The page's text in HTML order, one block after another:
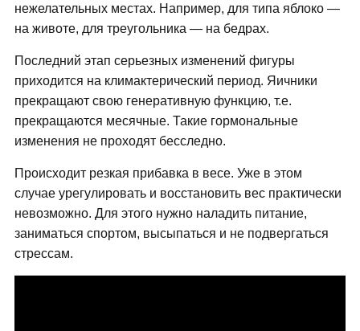
нежелательных местах. Например, для типа яблоко —
на животе, для треугольника — на бедрах.
Последний этап серьезных изменений фигуры
приходится на климактерический период. Яичники
прекращают свою генеративную функцию, т.е.
прекращаются месячные. Такие гормональные
изменения не проходят бесследно.
Происходит резкая прибавка в весе. Уже в этом
случае урегулировать и восстановить вес практически
невозможно. Для этого нужно наладить питание,
заниматься спортом, высыпаться и не подвергаться
стрессам.